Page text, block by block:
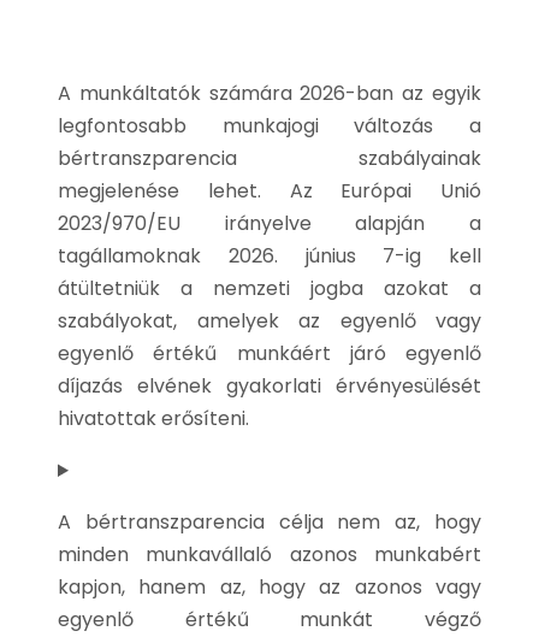
A munkáltatók számára 2026-ban az egyik
legfontosabb munkajogi változás a
bértranszparencia szabályainak
megjelenése lehet. Az Európai Unió
2023/970/EU irányelve alapján a
tagállamoknak 2026. június 7-ig kell
átültetniük a nemzeti jogba azokat a
szabályokat, amelyek az egyenlő vagy
egyenlő értékű munkáért járó egyenlő
díjazás elvének gyakorlati érvényesülését
hivatottak erősíteni.
A bértranszparencia célja nem az, hogy
minden munkavállaló azonos munkabért
kapjon, hanem az, hogy az azonos vagy
egyenlő értékű munkát végző